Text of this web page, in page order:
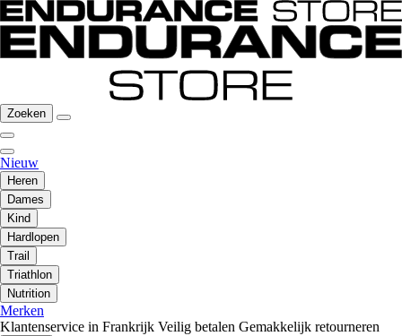
Zoeken
Nieuw
Heren
Dames
Kind
Hardlopen
Trail
Triathlon
Nutrition
Merken
Klantenservice in Frankrijk Veilig betalen Gemakkelijk retourneren